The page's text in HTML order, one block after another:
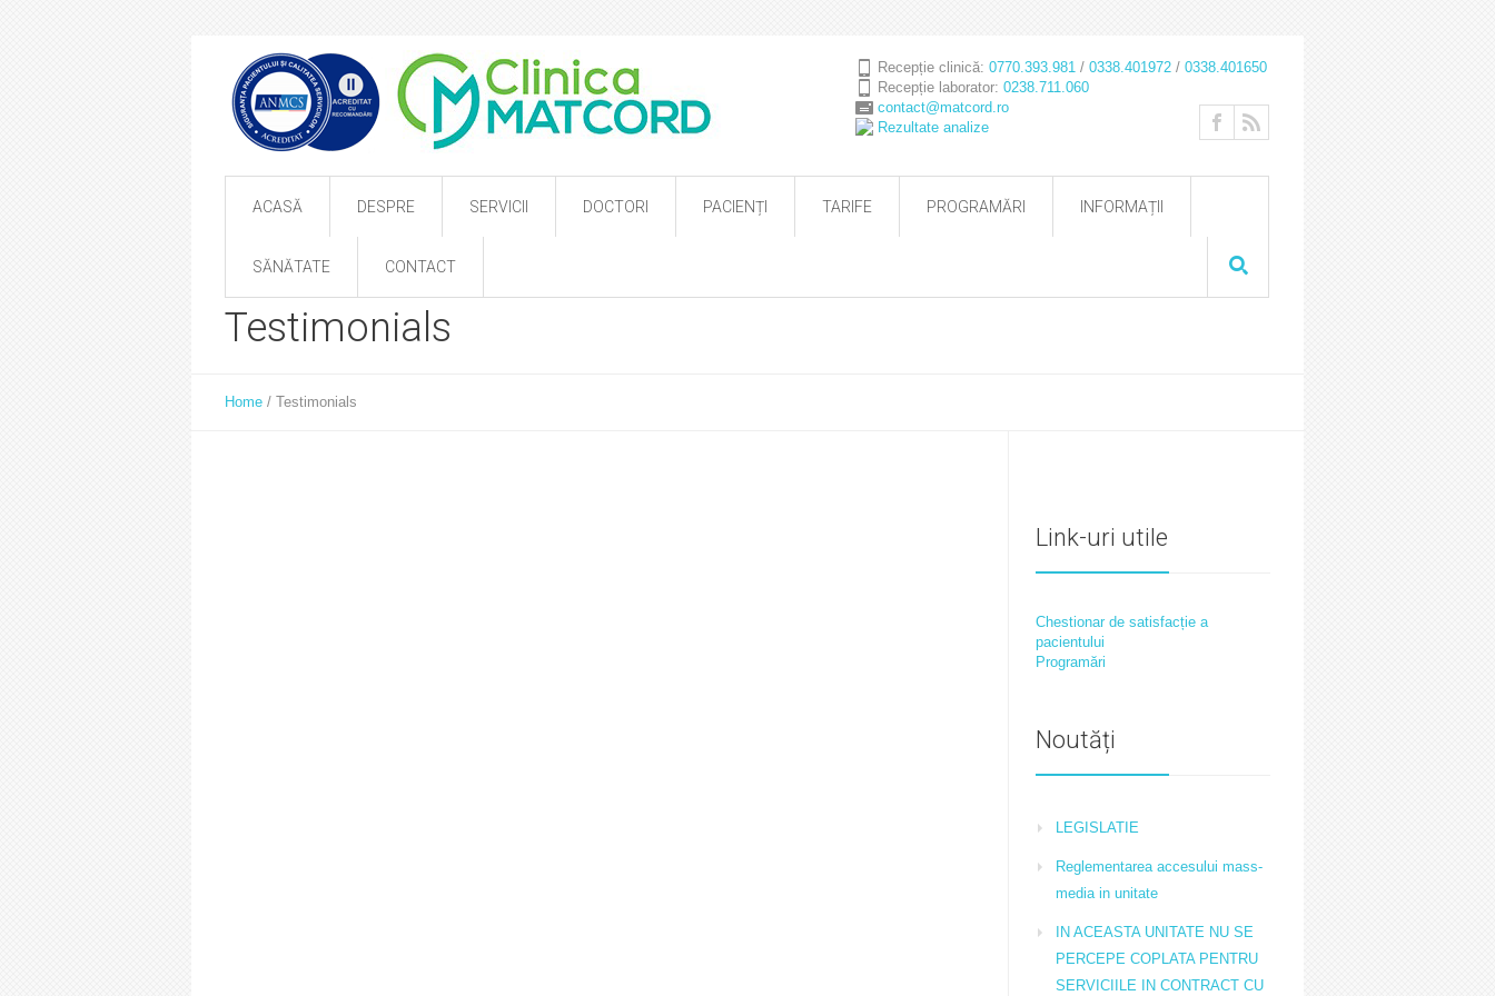
Recepție clinică: 0770.393.981 / 0338.401972 / 0338.401650
Recepție laborator: 0238.711.060
contact@matcord.ro
Rezultate analize
ACASĂ DESPRE SERVICII DOCTORI PACIENȚI TARIFE PROGRAMĂRI INFORMAȚII
SĂNĂTATE CONTACT
Testimonials
Home / Testimonials
Link-uri utile
Chestionar de satisfacție a
pacientului
Programări
Noutăți
LEGISLATIE
Reglementarea accesului mass-
media in unitate
IN ACEASTA UNITATE NU SE
PERCEPE COPLATA PENTRU
SERVICIILE IN CONTRACT CU